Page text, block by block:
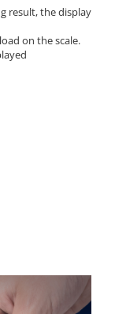
result, the display
on the scale.